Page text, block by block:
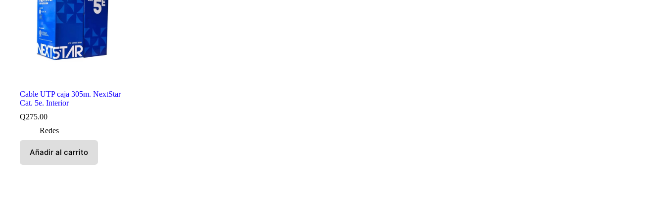
Cable UTP caja 305m. NextStar
Cat. 5e. Interior
Q275.00
Redes
Añadir al carrito